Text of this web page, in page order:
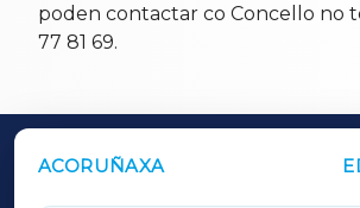
poden contactar co Concello no
77 81 69.
ACORUÑAXA
OUTROS PERIÓDICOS